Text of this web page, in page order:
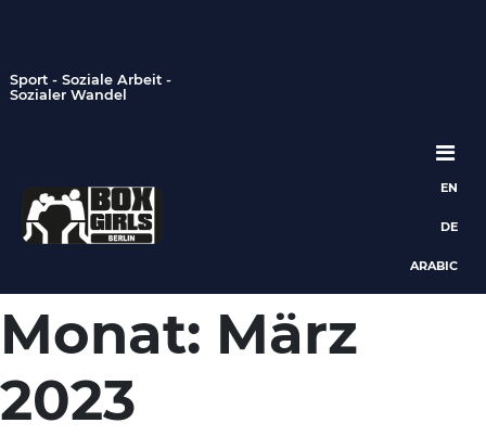
Sport - Soziale Arbeit -
Sozialer Wandel
Hauptnavigation
EN
DE
ARABIC
Monat: März
2023